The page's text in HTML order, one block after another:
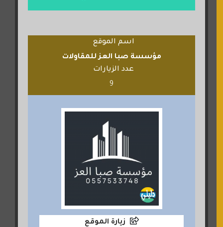
اسم الموقع
مؤسسة صبا العز للمقاولات
عدد الزيارات
9
زيارة الموقع